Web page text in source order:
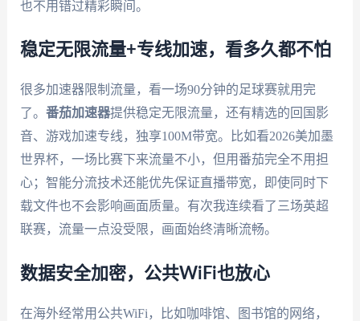
也不用错过精彩瞬间。
稳定无限流量+专线加速，看多久都不怕
很多加速器限制流量，看一场90分钟的足球赛就用完
了。 番茄加速器提供稳定无限流量，还有精选的回国影
音、游戏加速专线，独享100M带宽。比如看2026美加墨
世界杯，一场比赛下来流量不小，但用番茄完全不用担
心；智能分流技术还能优先保证直播带宽，即使同时下
载文件也不会影响画面质量。有次我连续看了三场英超
联赛，流量一点没受限，画面始终清晰流畅。
数据安全加密，公共WiFi也放心
在海外经常用公共WiFi，比如咖啡馆、图书馆的网络，